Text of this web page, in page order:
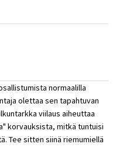
normaalilla
olettaa sen tapahtuvan
viilaus aiheuttaa
korvauksista, mitkä tuntuisi
Tee sitten siinä riemumiellä